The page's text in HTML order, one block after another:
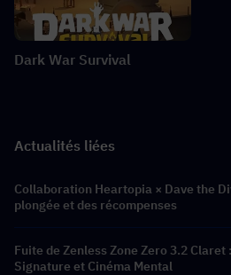
Dark War Survival
Actualités liées
Collaboration Heartopia × Dave the
plongée et des récompenses
Fuite de Zenless Zone Zero 3.2
Signature et Cinéma Mental